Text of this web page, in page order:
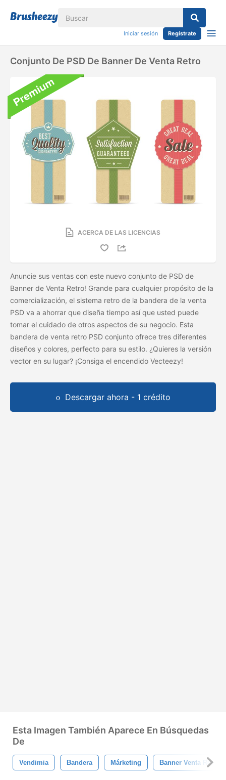
Iniciar sesión Regístrate
Conjunto De PSD De Banner De Venta Retro
ACERCA DE LAS LICENCIAS
Anuncie sus ventas con este nuevo conjunto de PSD de
Banner de Venta Retro! Grande para cualquier propósito de la
comercialización, el sistema retro de la bandera de la venta
PSD va a ahorrar que diseña tiempo así que usted puede
tomar el cuidado de otros aspectos de su negocio. Esta
bandera de venta retro PSD conjunto ofrece tres diferentes
diseños y colores, perfecto para su estilo. ¿Quieres la versión
vector en su lugar? ¡Consiga el encendido Vecteezy!
Descargar ahora - 1 crédito
Esta Imagen También Aparece En Búsquedas
De
Vendimia Bandera Márketing Banner Venta Retro